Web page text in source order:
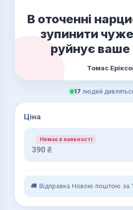
В оточенні
зупинити чуже
руйнує
Томас
17 людей
Ціна
Немає в наявності
390 ₴
🚚 Відправка Новою поштою за